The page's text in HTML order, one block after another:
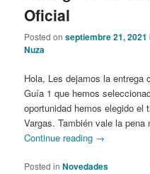
Oficial
Posted onseptiembre 21, 2021
Nuza
Hola, Les dejamos la entrega
Guía 1 que hemos
oportunidad hemos elegido el
Vargas. También vale la
Continue reading →
Posted in Novedades